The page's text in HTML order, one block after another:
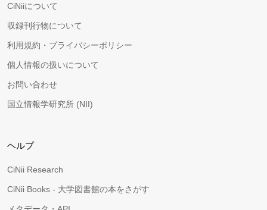
CiNiiについて
収録刊行物について
利用規約・プライバシーポリシー
個人情報の扱いについて
お問い合わせ
国立情報学研究所 (NII)
ヘルプ
CiNii Research
CiNii Books - 大学図書館の本をさがす